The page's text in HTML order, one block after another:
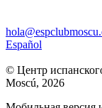
Español
© Центр
Moscú, 2026